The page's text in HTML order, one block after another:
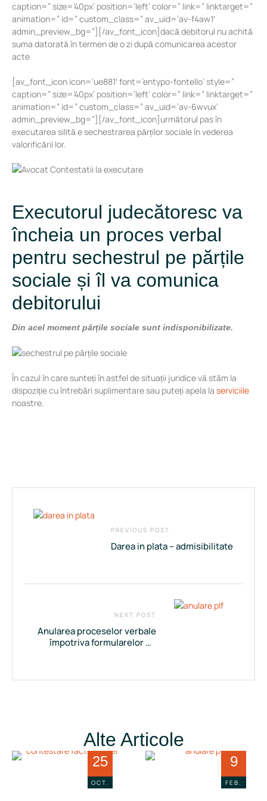
caption=” size=’40px’ position=’left’ color=” link=” linktarget=”
animation=” id=” custom_class=” av_uid=’av-f4aw1′
admin_preview_bg=”][/av_font_icon]dacă debitorul nu achită
suma datorată în termen de o zi după comunicarea acestor
acte
[av_font_icon icon=’ue881′ font=’entypo-fontello’ style=”
caption=” size=’40px’ position=’left’ color=” link=” linktarget=”
animation=” id=” custom_class=” av_uid=’av-6wvux’
admin_preview_bg=”][/av_font_icon]următorul pas în
executarea silită e sechestrarea părților sociale în vederea
valorificării lor.
Executorul judecătoresc va
încheia un proces verbal
pentru sechestrul pe părțile
sociale și îl va comunica
debitorului
Din acel moment părțile sociale sunt indisponibilizate.
În cazul în care sunteți în astfel de situații juridice vă stăm la
dispoziție cu întrebări suplimentare sau puteți apela la serviciile
noastre.
PREVIOUS POST
Darea in plata – admisibilitate
NEXT POST
Anularea proceselor verbale
împotriva formularelor de
Alte Articole
25
OCT.
9
FEB.